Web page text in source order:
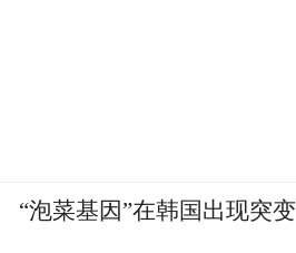
“泡菜基因”在韩国出现突变